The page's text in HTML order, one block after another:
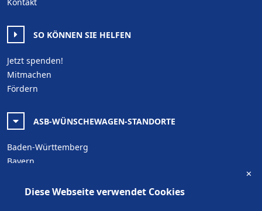
SO KÖNNEN SIE HELFEN
Jetzt spenden!
Mitmachen
Fördern
ASB-WÜNSCHEWAGEN-STANDORTE
Baden-Württemberg
Bayern
Brandenburg
Diese Webseite verwendet Cookies
✕